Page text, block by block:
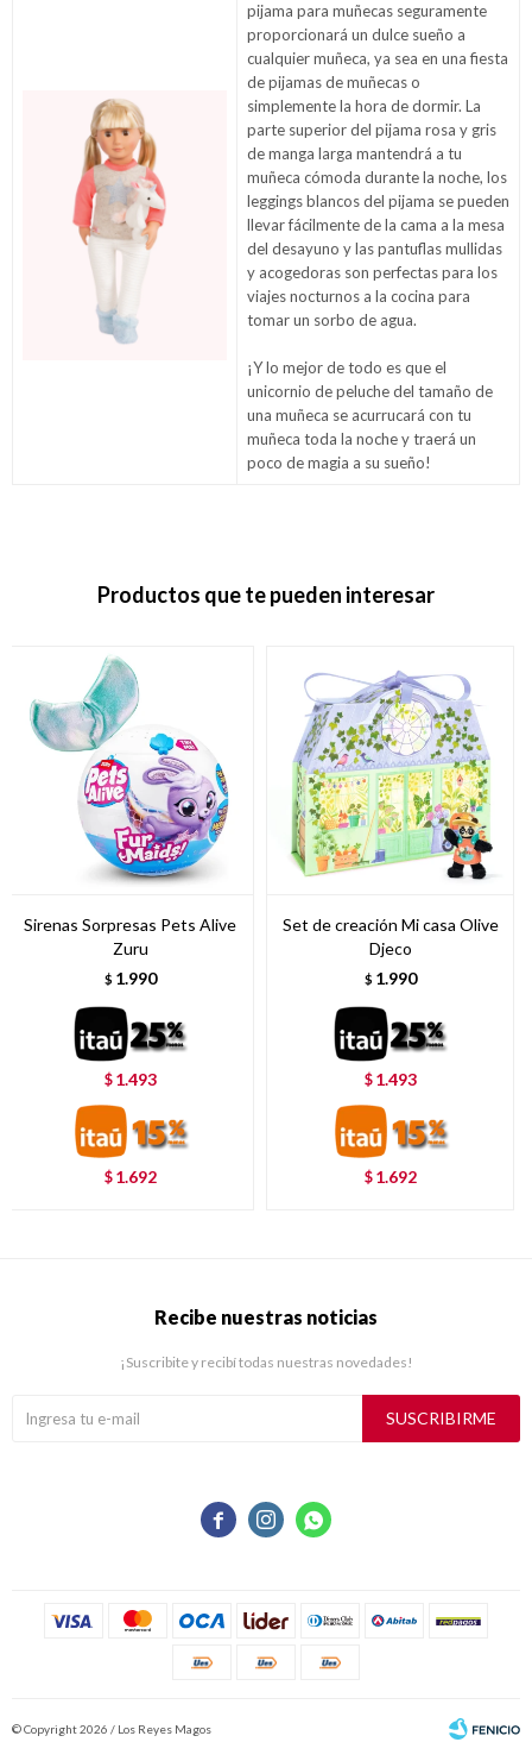
pijama para muñecas seguramente
proporcionará un dulce sueño a
cualquier muñeca, ya sea en una fiesta
de pijamas de muñecas o
simplemente la hora de dormir. La
parte superior del pijama rosa y gris
de manga larga mantendrá a tu
muñeca cómoda durante la noche, los
leggings blancos del pijama se pueden
llevar fácilmente de la cama a la mesa
del desayuno y las pantuflas mullidas
y acogedoras son perfectas para los
viajes nocturnos a la cocina para
tomar un sorbo de agua.
¡Y lo mejor de todo es que el
unicornio de peluche del tamaño de
una muñeca se acurrucará con tu
muñeca toda la noche y traerá un
poco de magia a su sueño!
Productos que te pueden interesar
Sirenas Sorpresas Pets Alive
Zuru
$ 1.990
$ 1.493
$ 1.692
Set de creación Mi casa Olive
Djeco
$ 1.990
$ 1.493
$ 1.692
  
Recibe nuestras noticias
¡Suscribite y recibí todas nuestras novedades!
SUSCRIBIRME
© Copyright 2026 / Los Reyes Magos